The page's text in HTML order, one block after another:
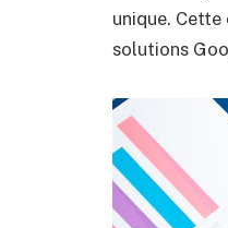
unique.
solutions